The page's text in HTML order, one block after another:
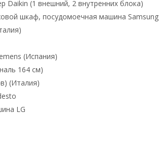
Daikin (1 внешний, 2 внутренних блока)
шкаф, посудомоечная машина Samsung
(Испания)
164 см)
(Италия)
LG